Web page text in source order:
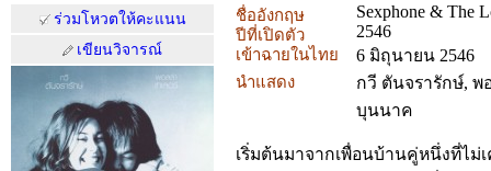
ร่วมโหวตให้คะแนน
เขียนวิจารณ์
ชื่ออังกฤษ Sexphone & The
ปีที่เปิดตัว 2546
เข้าฉายในไทย 6 มิถุนายน 2546
นำแสดง
กวี ตันจรารักษ์, พ
บุนนาค
เริ่มต้นมาจากเพื่อนบ้านคู่หนึ่งที่ไม่